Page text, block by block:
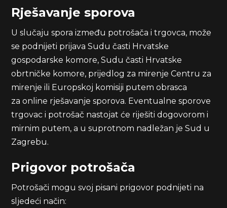
Rješavanje sporova
U slučaju spora između potrošača i trgovca, može
se podnijeti prijava Sudu časti Hrvatske
gospodarske komore, Sudu časti Hrvatske
obrtničke komore, prijedlog za mirenje Centru za
mirenje ili Europskoj komisiji putem obrasca
zaonline rješavanje sporova. Eventualne sporove
trgovac i potrošač nastojat će riješiti dogovorom i
mirnim putem, a u suprotnom nadležan je Sud u
Zagrebu.
Prigovor potrošača
Potrošači mogu svoj pisani prigovor podnijeti na
sljedeći način: